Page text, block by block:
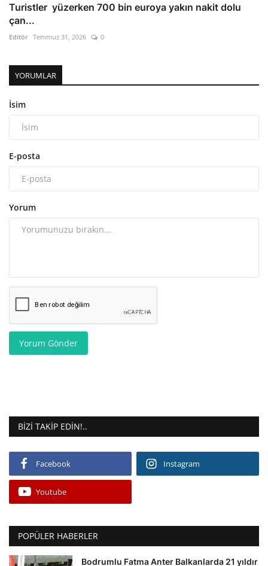
Turistler yüzerken 700 bin euroya yakın nakit dolu
çan...
Editör Temmuz 31, 2026 0
YORUMLAR
İsim
E-posta
Yorum
Yorum Gönder
BIZI TAKIP EDIN!..
Facebook Instagram
Youtube
POPÜLER HABERLER
Bodrumlu Fatma Anter Balkanlarda 21 yıldır